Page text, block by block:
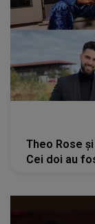
Theo Rose
Cei doi au